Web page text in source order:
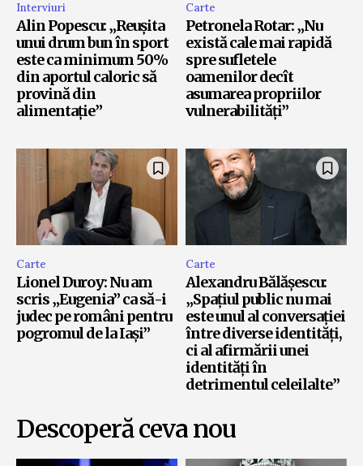
Interviuri
Alin Popescu: „Reușita
unui drum bun în sport
este ca minimum 50%
din aportul caloric să
provină din
alimentație”
Carte
Petronela Rotar: „Nu
există cale mai rapidă
spre sufletele
oamenilor decît
asumarea propriilor
vulnerabilități”
Carte
Lionel Duroy: Nu am
scris „Eugenia” ca să-i
judec pe români pentru
pogromul de la Iași”
Carte
Alexandru Bălășescu:
„Spațiul public nu mai
este unul al conversației
între diverse identități,
ci al afirmării unei
identități în
detrimentul celeilalte”
Descoperă ceva nou